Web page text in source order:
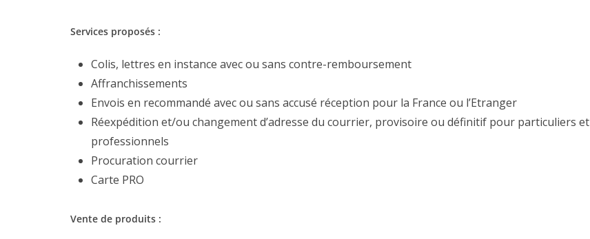
Services proposés :
Colis, lettres en instance avec ou sans contre-remboursement
Affranchissements
Envois en recommandé avec ou sans accusé réception pour la France ou l’Etranger
Réexpédition et/ou changement d’adresse du courrier, provisoire ou définitif pour particuliers et
professionnels
Procuration courrier
Carte PRO
Vente de produits :